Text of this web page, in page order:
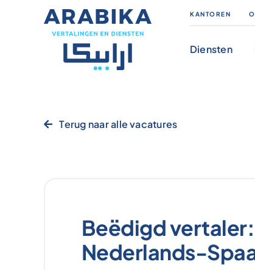
KANTOREN
Diensten
Terug naar alle vacatures
Beëdigd
Nederlands-